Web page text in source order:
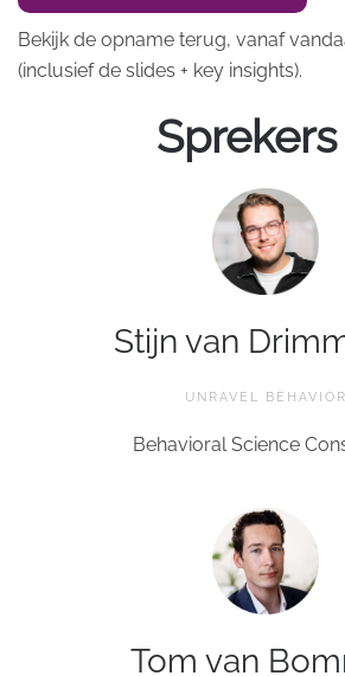
Bekijk de opname terug, vanaf
(inclusief de slides + key insights).
Stijn van
UNRAVEL BEHAVIOR
Behavioral Science
Tom van